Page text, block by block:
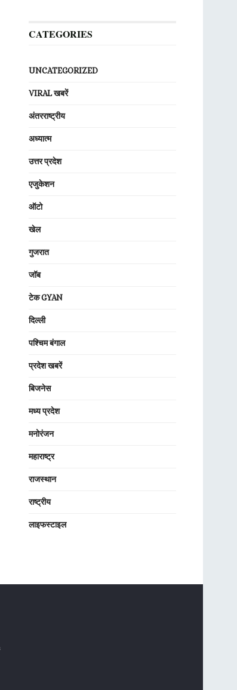
CATEGORIES
UNCATEGORIZED
VIRAL खबरें
अंतरराष्ट्रीय
अध्यात्म
उत्तर प्रदेश
एजुकेशन
ऑटो
खेल
गुजरात
जॉब
टेक GYAN
दिल्ली
पश्चिम बंगाल
प्रदेश खबरें
बिजनेस
मध्य प्रदेश
मनोरंजन
महाराष्ट्र
राजस्थान
राष्ट्रीय
लाइफस्टाइल